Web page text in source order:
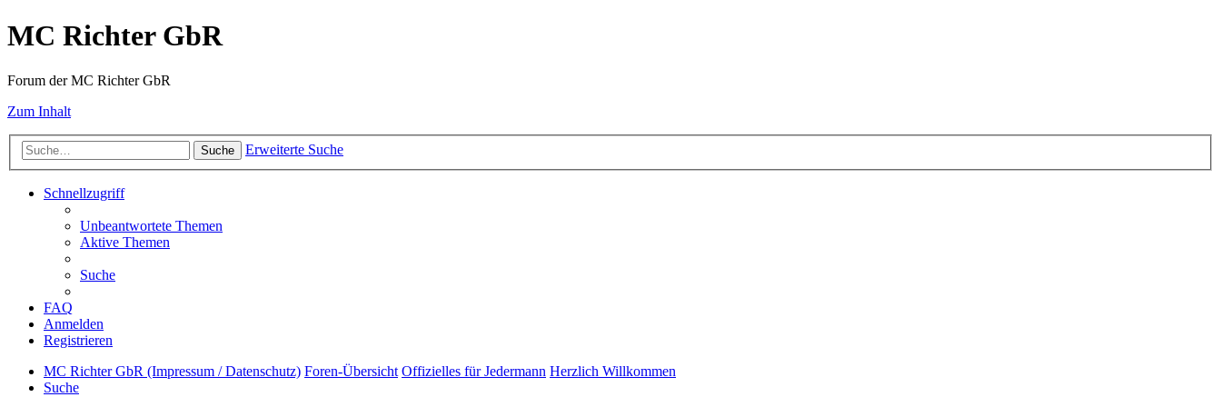
MC Richter GbR
Forum der MC Richter GbR
Zum Inhalt
Suche Erweiterte Suche
Schnellzugriff
Unbeantwortete Themen
Aktive Themen
Suche
FAQ
Anmelden
Registrieren
MC Richter GbR (Impressum / Datenschutz) Foren-Übersicht Offizielles für Jedermann Herzlich Willkommen
Suche